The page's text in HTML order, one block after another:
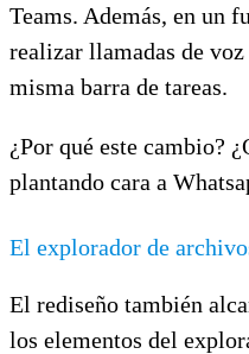
Teams. Además, en un
realizar llamadas de
misma barra de tareas.
¿Por qué este cambio?
plantando cara a
El explorador de
El rediseño también
los elementos del